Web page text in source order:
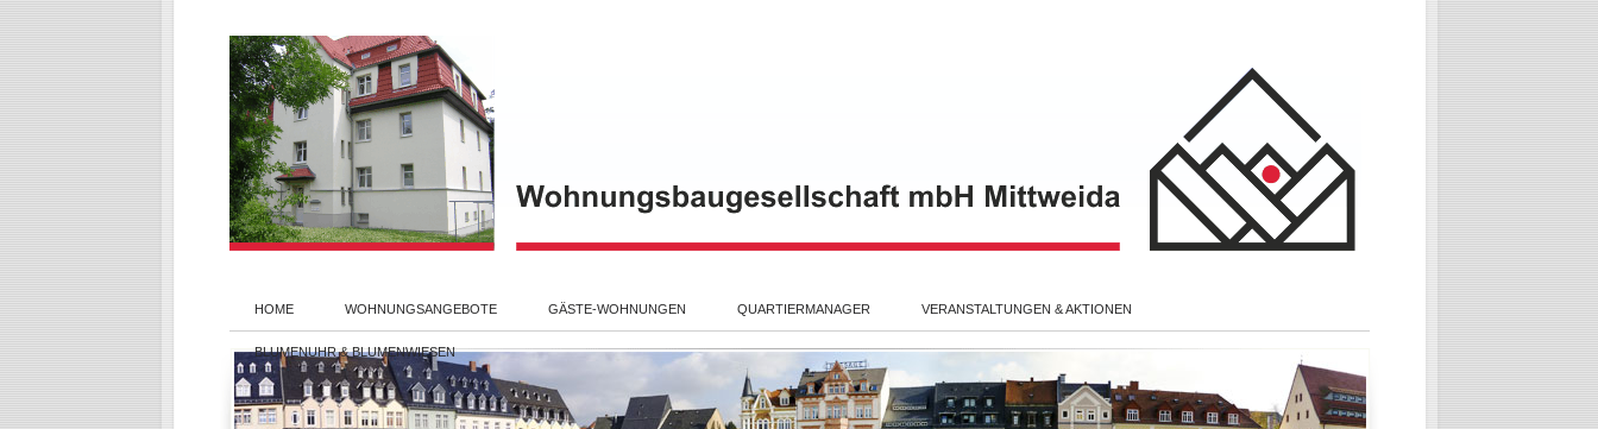
HOME WOHNUNGSANGEBOTE GÄSTE-WOHNUNGEN QUARTIERMANAGER VERANSTALTUNGEN & AKTIONEN
BLUMENUHR & BLUMENWIESEN